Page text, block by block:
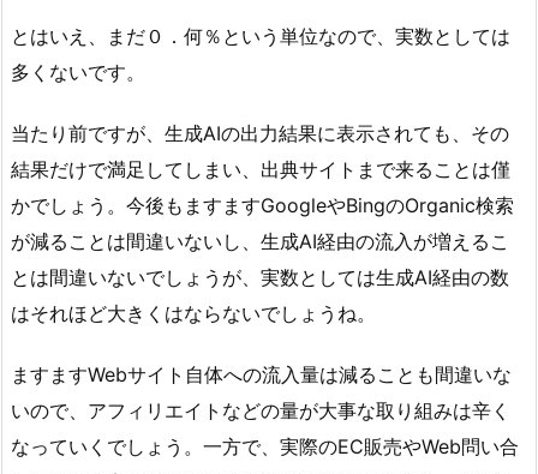
とはいえ、まだ０．何％という単位なので、実数としては
多くないです。
当たり前ですが、生成AIの出力結果に表示されても、その
結果だけで満足してしまい、出典サイトまで来ることは僅
かでしょう。今後もますますGoogleやBingのOrganic検索
が減ることは間違いないし、生成AI経由の流入が増えるこ
とは間違いないでしょうが、実数としては生成AI経由の数
はそれほど大きくはならないでしょうね。
ますますWebサイト自体への流入量は減ることも間違いな
いので、アフィリエイトなどの量が大事な取り組みは辛く
なっていくでしょう。一方で、実際のEC販売やWeb問い合